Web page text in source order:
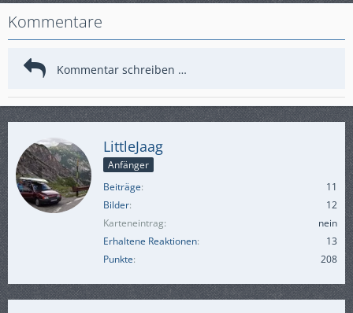
Kommentare
LittleJaag
Anfänger
Beiträge
11
Bilder
12
Karteneintrag
nein
Erhaltene Reaktionen
13
Punkte
208